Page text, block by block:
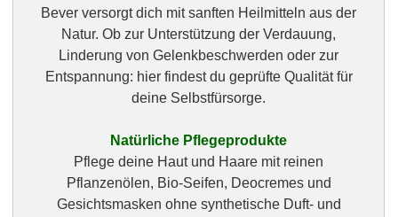
Bever versorgt dich mit sanften Heilmitteln aus der
Natur. Ob zur Unterstützung der Verdauung,
Linderung von Gelenkbeschwerden oder zur
Entspannung: hier findest du geprüfte Qualität für
deine Selbstfürsorge.
Natürliche Pflegeprodukte
Pflege deine Haut und Haare mit reinen
Pflanzenölen, Bio‑Seifen, Deocremes und
Gesichtsmasken ohne synthetische Duft‑ und